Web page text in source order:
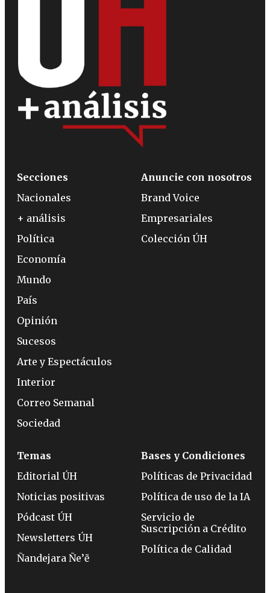
Secciones
Nacionales
+ análisis
Política
Economía
Mundo
País
Opinión
Sucesos
Arte y Espectáculos
Interior
Correo Semanal
Sociedad
Anuncie con nosotros
Brand Voice
Empresariales
Colección ÚH
Temas
Editorial ÚH
Noticias positivas
Pódcast ÚH
Newsletters ÚH
Ñandejara Ñe’ẽ
Bases y Condiciones
Políticas de Privacidad
Política de uso de la IA
Servicio de
Suscripción a Crédito
Política de Calidad